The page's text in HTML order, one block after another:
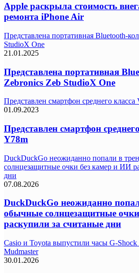
Apple раскрыла стоимость
ремонта iPhone Air
Представлена портативная Bluetooth-
StudioX One
21.01.2025
Представлена портативная
Zebronics Zeb StudioX One
Представлен смартфон среднего
01.09.2023
Представлен смартфон
Y78m
DuckDuckGo неожиданно попали в
солнцезащитные очки без камер и ИИ
дни
07.08.2026
DuckDuckGo неожиданно
обычные солнцезащитные
раскупили за считаные дни
Casio и Toyota выпустили часы G-
Mudmaster
30.01.2026